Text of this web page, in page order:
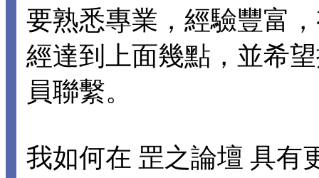
要熟悉專業，經驗豐富
經達到上面幾點，並希
員聯繫。
我如何在 罡之論壇 具有